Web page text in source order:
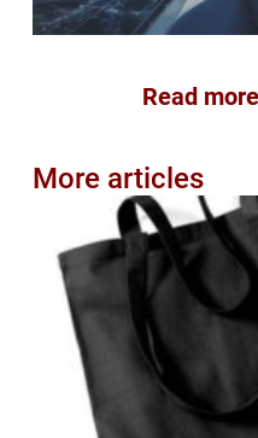
Read
More articles